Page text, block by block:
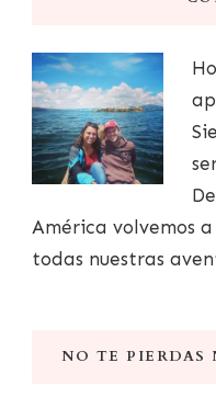
América volvemos
todas nuestras
NO TE PIERDAS